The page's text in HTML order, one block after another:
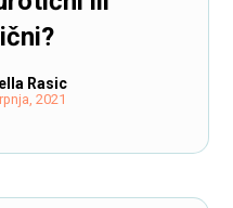
Rasic
2021